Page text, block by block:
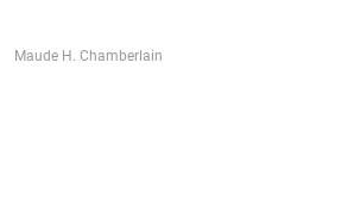
Maude H. Chamberlain